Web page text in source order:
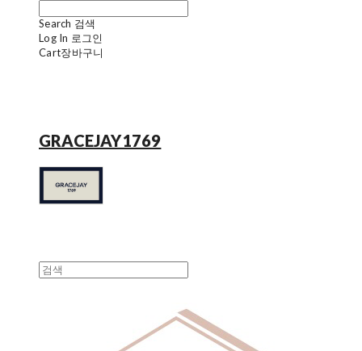
Search 검색
Log In 로그인
Cart장바구니
GRACEJAY1769